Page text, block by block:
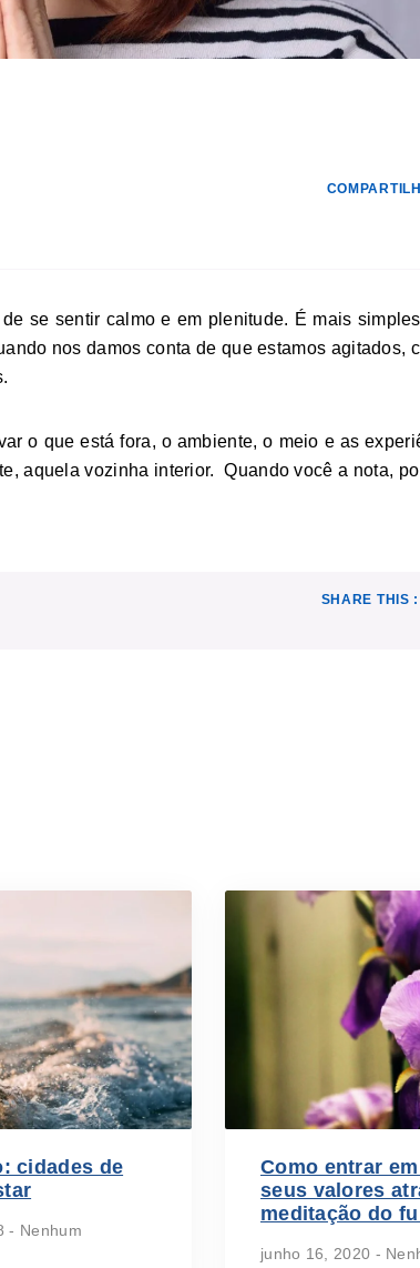
se sentir calmo e em plenitude. É mais
nos damos conta de que estamos agitados,
o que está fora, o ambiente, o meio e as
aquela vozinha interior. Quando você a nota,
SHARE THIS :
cidades de
Nenhum
Como entrar
seus valores
meditação do
junho 16, 2020